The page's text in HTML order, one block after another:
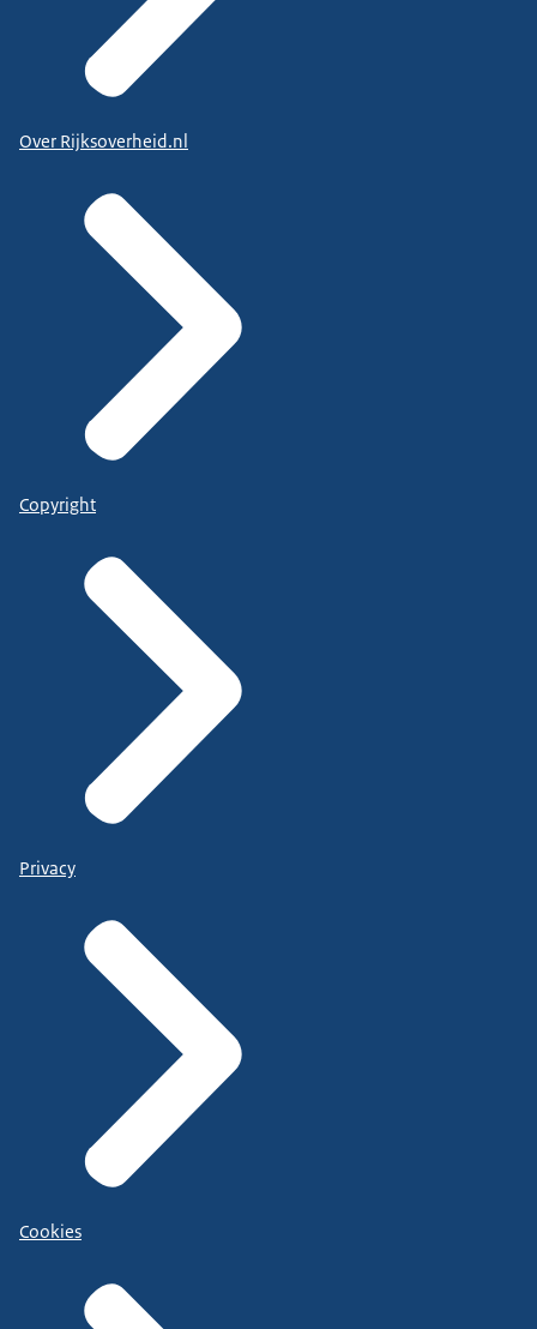
Over Rijksoverheid.nl
Copyright
Privacy
Cookies